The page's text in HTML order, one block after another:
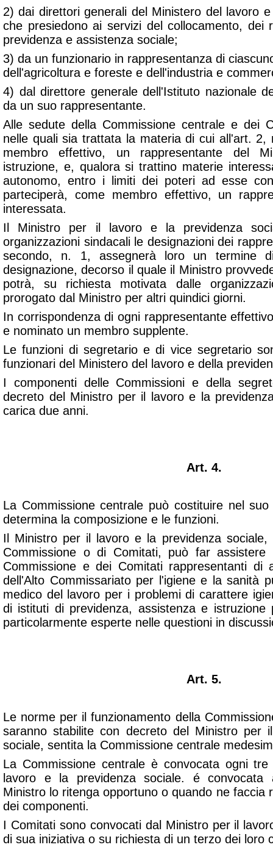
2) dai direttori generali del Ministero del lavoro
che presiedono ai servizi del collocamento, dei
previdenza e assistenza sociale;
3) da un funzionario in rappresentanza di
dell'agricoltura e foreste e dell'industria e
4) dal direttore generale dell'Istituto nazionale
da un suo rappresentante.
Alle sedute della Commissione centrale e dei
nelle quali sia trattata la materia di cui all'art.
membro effettivo, un rappresentante del
istruzione, e, qualora si trattino materie
autonomo, entro i limiti dei poteri ad esse
parteciperà, come membro effettivo, un
interessata.
Il Ministro per il lavoro e la previdenza
organizzazioni sindacali le designazioni dei
secondo, n. 1, assegnerà loro un termine
designazione, decorso il quale il Ministro
potrà, su richiesta motivata dalle
prorogato dal Ministro per altri quindici giorni.
In corrispondenza di ogni rappresentante
e nominato un membro supplente.
Le funzioni di segretario e di vice segretario
funzionari del Ministero del lavoro e della
I componenti delle Commissioni e della
decreto del Ministro per il lavoro e la
carica due anni.
Art. 4.
La Commissione centrale può costituire nel
determina la composizione e le funzioni.
Il Ministro per il lavoro e la previdenza sociale,
Commissione o di Comitati, può far assistere
Commissione e dei Comitati rappresentanti di
dell'Alto Commissariato per l'igiene e la sanità
medico del lavoro per i problemi di carattere
di istituti di previdenza, assistenza e istruzione
particolarmente esperte nelle questioni in
Art. 5.
Le norme per il funzionamento della
saranno stabilite con decreto del Ministro per
sociale, sentita la Commissione centrale
La Commissione centrale è convocata ogni
lavoro e la previdenza sociale. é convocata
Ministro lo ritenga opportuno o quando ne faccia
dei componenti.
I Comitati sono convocati dal Ministro per il
di sua iniziativa o su richiesta di un terzo dei loro